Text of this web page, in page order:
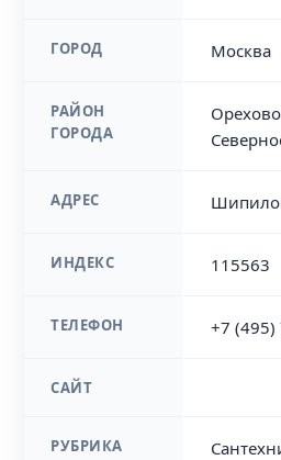
ГОРОД Москва
РАЙОН
ГОРОДА
АДРЕС
ИНДЕКС 115563
ТЕЛЕФОН +7
САЙТ
РУБРИКА